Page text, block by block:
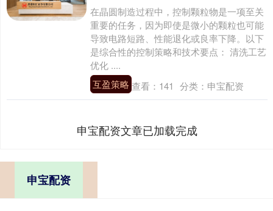
在晶圆制造过程中，控制颗粒物是一项至关
重要的任务，因为即使是微小的颗粒也可能
导致电路短路、性能退化或良率下降。以下
是综合性的控制策略和技术要点： 清洗工艺
优化 ....
互盈策略 查看： 141 分类： 申宝配资
申宝配资文章已加载完成
申宝配资